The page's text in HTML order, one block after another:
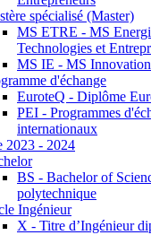
spécialisé (Master)
MS ETRE - MS
Technologies et
MS IE - MS
d'échange
EuroteQ - Diplôme
PEI - Programmes
internationaux
2023 - 2024
BS - Bachelor of
polytechnique
Ingénieur
X - Titre d’Ingénieur